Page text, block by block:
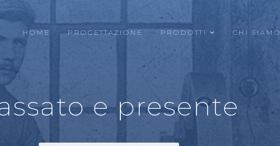
HOME PROGETTAZIONE PRODOTTI CHI SIAMO
e presente